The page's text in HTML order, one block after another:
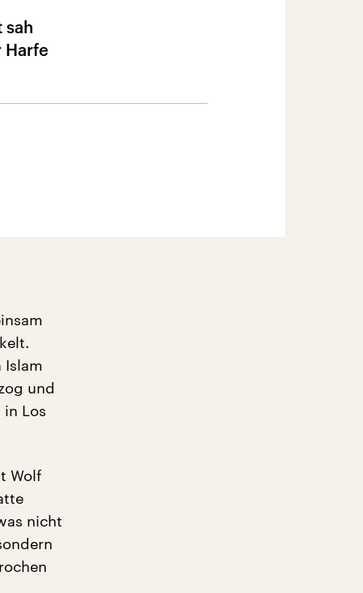
sah
Islam
und
in Los
Wolf
nicht